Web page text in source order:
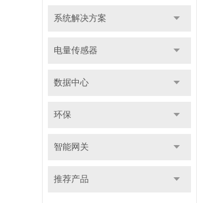
系统解决方案
电量传感器
数据中心
环保
智能网关
推荐产品